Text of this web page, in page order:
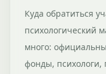
Куда обратиться
психологический
много:
фонды,